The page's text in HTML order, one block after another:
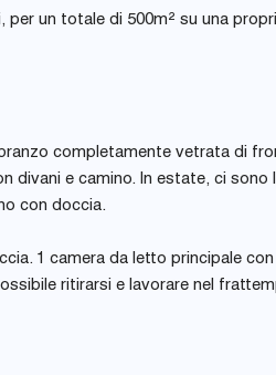
un totale di 500m² su una
completamente vetrata di
divani e camino. In estate, ci sono
con doccia.
1 camera da letto principale
ritirarsi e lavorare nel